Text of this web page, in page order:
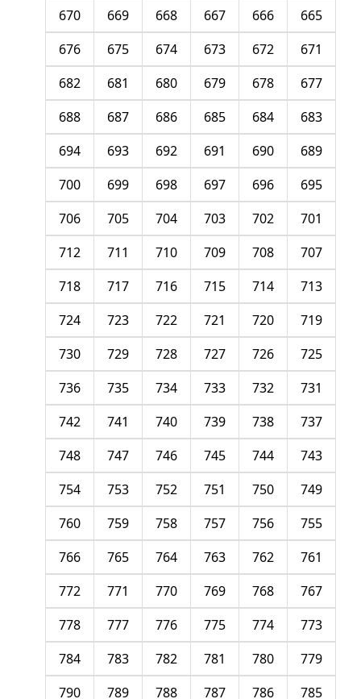
665
666
667
668
669
670
671
672
673
674
675
676
677
678
679
680
681
682
683
684
685
686
687
688
689
690
691
692
693
694
695
696
697
698
699
700
701
702
703
704
705
706
707
708
709
710
711
712
713
714
715
716
717
718
719
720
721
722
723
724
725
726
727
728
729
730
731
732
733
734
735
736
737
738
739
740
741
742
743
744
745
746
747
748
749
750
751
752
753
754
755
756
757
758
759
760
761
762
763
764
765
766
767
768
769
770
771
772
773
774
775
776
777
778
779
780
781
782
783
784
785
786
787
788
789
790